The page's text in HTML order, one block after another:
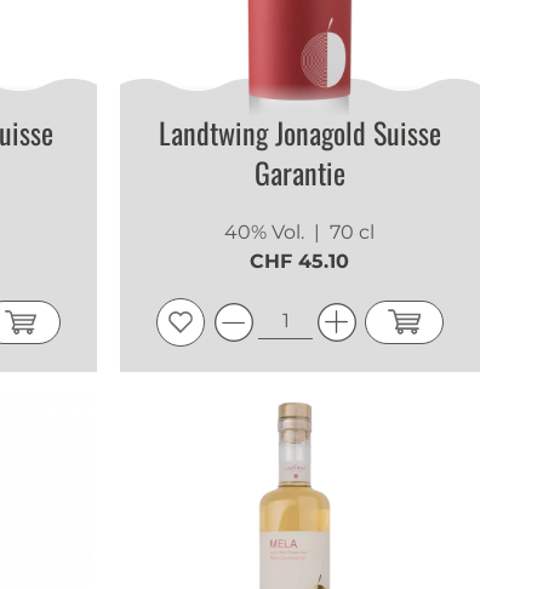
Landtwing Jonagold Suisse
Garantie
40% Vol.
| 70 cl
CHF 45.10